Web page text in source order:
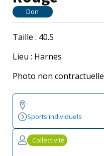
Don
Taille : 40.5
Lieu : Harnes
Photo non contractuelle
Sports individuels
Collectivité